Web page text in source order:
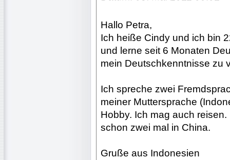
Hallo Petra,
Ich heiße Cindy und ich bin
und lerne seit 6 Monaten
mein Deutschkenntnisse zu
Ich spreche zwei
meiner Muttersprache
Hobby. Ich mag auch
schon zwei mal in China.
Gruße aus Indonesien